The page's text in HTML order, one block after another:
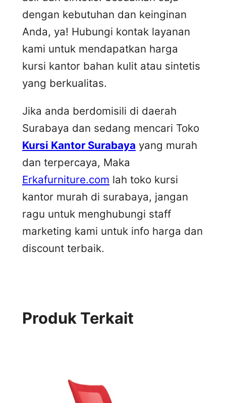
dengan kebutuhan dan keinginan
Anda, ya! Hubungi kontak layanan
kami untuk mendapatkan harga
kursi kantor bahan kulit atau sintetis
yang berkualitas.
Jika anda berdomisili di daerah
Surabaya dan sedang mencari Toko
Kursi Kantor Surabaya yang murah
dan terpercaya, Maka
Erkafurniture.com lah toko kursi
kantor murah di surabaya, jangan
ragu untuk menghubungi staff
marketing kami untuk info harga dan
discount terbaik.
Produk Terkait